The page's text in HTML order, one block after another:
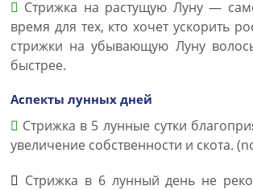
Стрижка на растущую Луну —
время для тех, кто хочет ускорить
стрижки на убывающую Луну
быстрее.
Аспекты лунных дней
Стрижка в 5 лунные сутки
увеличение собственности и скота.
Стрижка в 6 лунный день не